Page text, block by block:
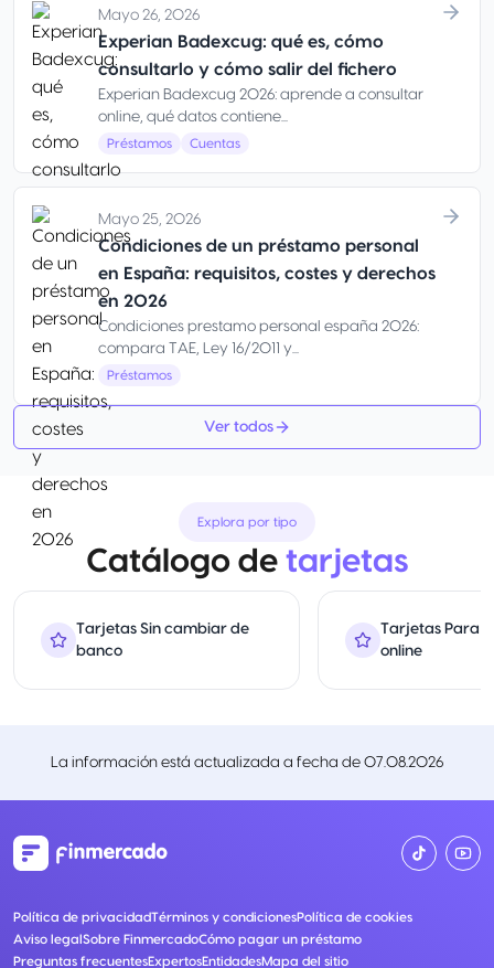
Mayo 26, 2026
Experian Badexcug: qué es, cómo
consultarlo y cómo salir del fichero
Experian Badexcug 2026: aprende a consultar
online, qué datos contiene...
Préstamos Cuentas
Mayo 25, 2026
Condiciones de un préstamo personal
en España: requisitos, costes y derechos
en 2026
Condiciones prestamo personal españa 2026:
compara TAE, Ley 16/2011 y...
Préstamos
Ver todos
Explora por tipo
Catálogo de tarjetas
Tarjetas Sin cambiar de
banco
Tarjetas Para
online
La información está actualizada a fecha de 07.08.2026
Política de privacidadTérminos y condicionesPolítica de cookies
Aviso legalSobre FinmercadoCómo pagar un préstamo
Preguntas frecuentesExpertosEntidadesMapa del sitio